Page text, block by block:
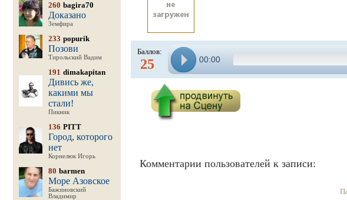
260 bagira70
Доказано
Земфира
233 popurik
Позови
Тирольский Вадим
191 dimakapitan
Дивись же,
какими мы
стали!
Пикник
136 PITT
Город, которого
нет
Корнелюк Игорь
80 barmen
Море Азовское
Бажиновский
Владимир
Баллов:
25 00:00
Комментарии пользователей к записи: